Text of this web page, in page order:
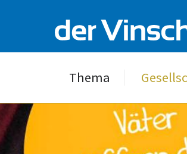
Thema